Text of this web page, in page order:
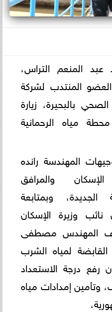
المنعم التراس،
المنتدب لشركة
بالبحيرة، زيارة
مياه الرحمانية
المهندسة رانده
والمرافق
الجديدة، وبمتابعة
وزيرة الإسكان
المهندس مصطفى
لمياه الشرب
درجة الاستعداد
إمدادات مياه